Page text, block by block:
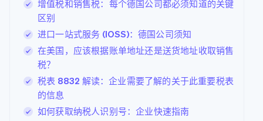
增值税和销售税：每个德国公司都必须知道的关键
区别
进口一站式服务 (IOSS)：德国公司须知
在美国，应该根据账单地址还是送货地址收取销售
税？
税表 8832 解读：企业需要了解的关于此重要税表
的信息
如何获取纳税人识别号：企业快速指南